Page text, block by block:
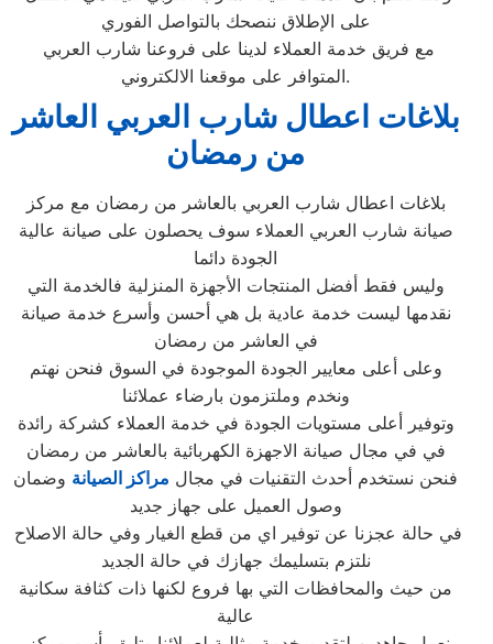
على الإطلاق ننصحك بالتواصل الفوري
المتوافر على موقعنا الالكتروني.
بلاغات اعطال شارب العربي العاشر
من رمضان
بلاغات اعطال شارب العربي بالعاشر من رمضان مع مركز
صيانة شارب العربي العملاء سوف يحصلون على صيانة عالية
الجودة دائما
وليس فقط أفضل المنتجات الأجهزة المنزلية فالخدمة التي
نقدمها ليست خدمة عادية بل هي أحسن وأسرع خدمة صيانة
في العاشر من رمضان
وعلى أعلى معايير الجودة الموجودة في السوق فنحن نهتم
ونخدم وملتزمون بارضاء عملائنا
وتوفير أعلى مستويات الجودة في خدمة العملاء كشركة رائدة
في في مجال صيانة الاجهزة الكهربائية بالعاشر من رمضان
فنحن نستخدم أحدث التقنيات في مجال مراكز الصيانة وضمان
وصول العميل على جهاز جديد
نلتزم بتسليمك جهازك في حالة الجديد
من حيث والمحافظات التي بها فروع لكنها ذات كثافة سكانية
عالية